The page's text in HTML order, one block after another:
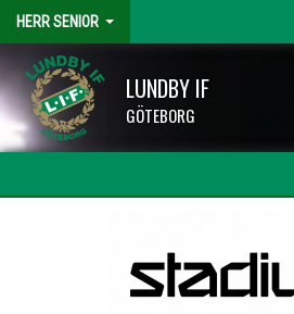
HERR SENIOR
LUNDBY IF
GÖTEBORG